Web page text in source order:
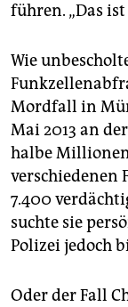
führen. „Das ist
Wie
Mordfall in
Mai 2013 an
halbe
verschiedenen
7.400
suchte sie
Polizei jedoch
Oder der Fall